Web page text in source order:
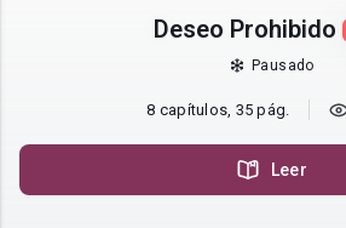
Deseo Prohibido
Pausado
8 capítulos, 35 pág.
Leer